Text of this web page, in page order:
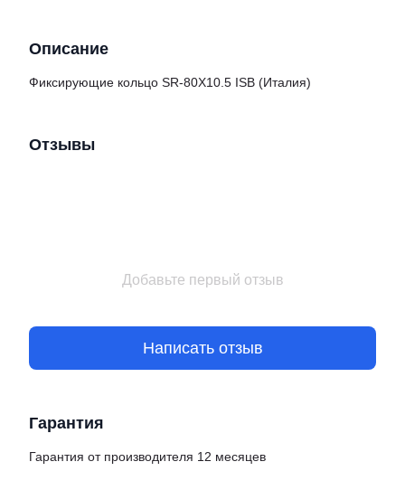
Описание
Фиксирующие кольцо SR-80X10.5 ISB (Италия)
Отзывы
Добавьте первый отзыв
Написать отзыв
Гарантия
Гарантия от производителя 12 месяцев